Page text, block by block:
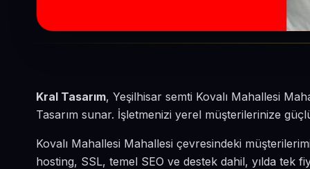
Kral Tasarım, Yeşilhisar semti Kovalı Mahallesi
Tasarım sunar. İşletmenizi yerel müşterilerinize
Kovalı Mahallesi Mahallesi çevresindeki
hosting, SSL, temel SEO ve destek dahil, yılda tek